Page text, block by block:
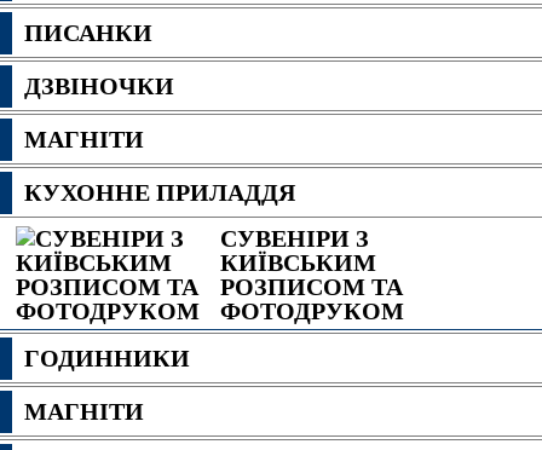
ПИСАНКИ
ДЗВІНОЧКИ
МАГНІТИ
КУХОННЕ ПРИЛАДДЯ
СУВЕНІРИ З
КИЇВСЬКИМ
РОЗПИСОМ ТА
ФОТОДРУКОМ
ГОДИННИКИ
МАГНІТИ